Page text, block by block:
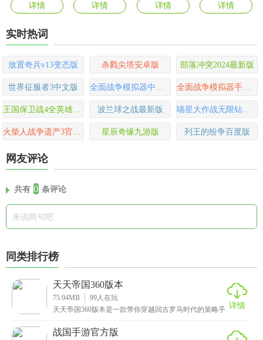
详情
详情
详情
详情
实时热词
放置奇兵v13变态版 杀戮尖塔安卓版 部落冲突2024最新版
世界征服者3中文版
波兰球之战最新版
星辰奇缘九游版 列王的纷争百度版
网友评论
共有 0 条评论
同类排行榜
天天帝国360版本
75.94MB 99 人在玩
天天帝国360版本是一款带你穿越回古罗马时代的策略手 详情
战国手游官方版